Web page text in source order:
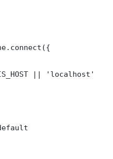
|| 'localhost'